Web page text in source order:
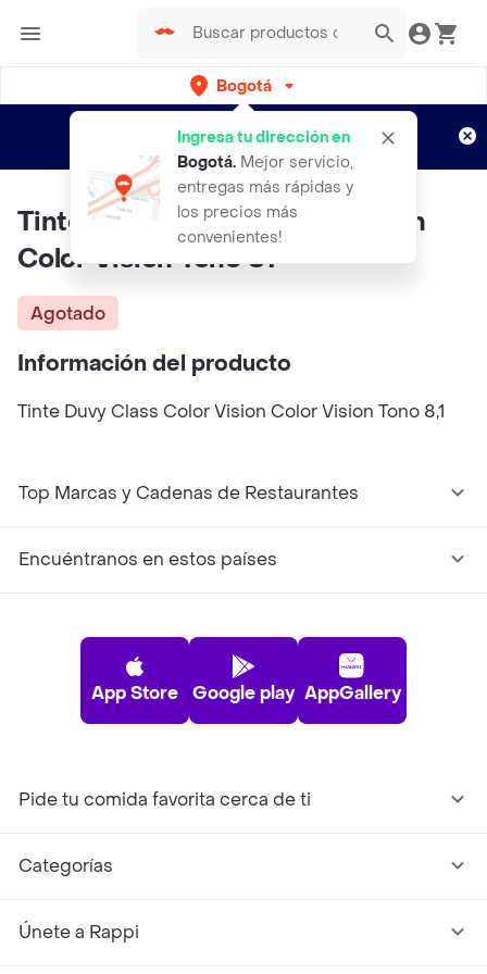
Bogotá
Ingresa tu dirección en
Bogotá. Mejor servicio,
entregas más rápidas y
los precios más
convenientes!
envíos gratis por semanas
Aplican TyC
Tinte DUVY CLASS Color Vision
Color Vision Tono 81
Agotado
Información del producto
Tinte Duvy Class Color Vision Color Vision Tono 8,1
Top Marcas y Cadenas de Restaurantes
Encuéntranos en estos países
App Store Google play AppGallery
Pide tu comida favorita cerca de ti
Categorías
Únete a Rappi